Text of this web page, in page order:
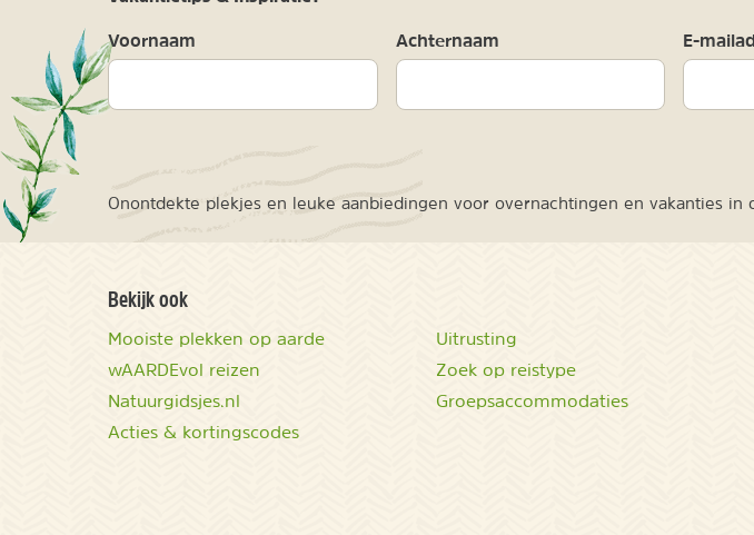
Voornaam Achternaam E-
Onontdekte plekjes en leuke aanbiedingen voor overnachtingen en vakanties in
Bekijk ook
Mooiste plekken op aarde
wAARDEvol reizen
Natuurgidsjes.nl
Acties & kortingscodes
Uitrusting
Zoek op reistype
Groepsaccommodaties